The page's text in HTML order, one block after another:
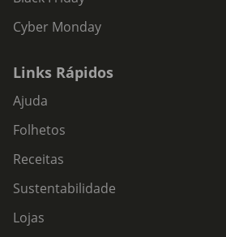
Cyber Monday
Links Rápidos
Ajuda
Folhetos
Receitas
Sustentabilidade
Lojas